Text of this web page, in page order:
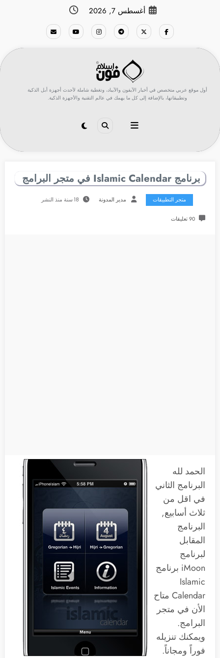
أغسطس 7, 2026
أول موقع عربي متخصص في أخبار الآيفون والآيباد، وتغطية شاملة لأحدث أجهزة أبل الذكية
وتطبيقاتها، بالإضافة إلى كل ما يهمك في عالم التقنية والأجهزة الذكية.
برنامج Islamic Calendar في متجر البرامج
متجر التطبيقات مدير المدونة 18 سنة منذ النشر
90 تعليقات
الحمد لله
البرنامج الثاني
في اقل من
ثلاث أسابيع,
البرنامج
المقابل
لبرنامج
iMoon برنامج
Islamic
Calendar متاح
الأن في متجر
البرامج.
ويمكنك تنزيله
فوراً ومجاناً.